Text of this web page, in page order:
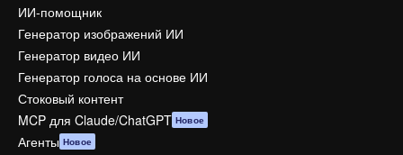
ИИ-помощник
Генератор изображений ИИ
Генератор видео ИИ
Генератор голоса на основе ИИ
Стоковый контент
MCP для Claude/ChatGPT Новое
Агенты Новое